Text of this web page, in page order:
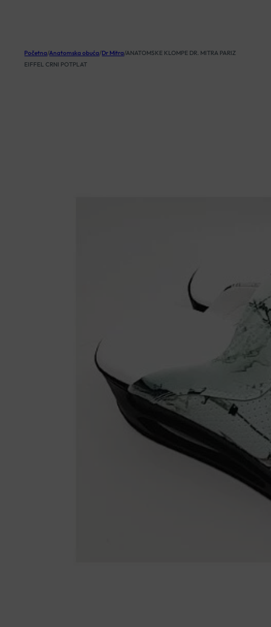
Početna/Anatomska obuća/Dr Mitra/ANATOMSKE KLOMPE DR. MITRA PARIZ
EIFFEL CRNI POTPLAT